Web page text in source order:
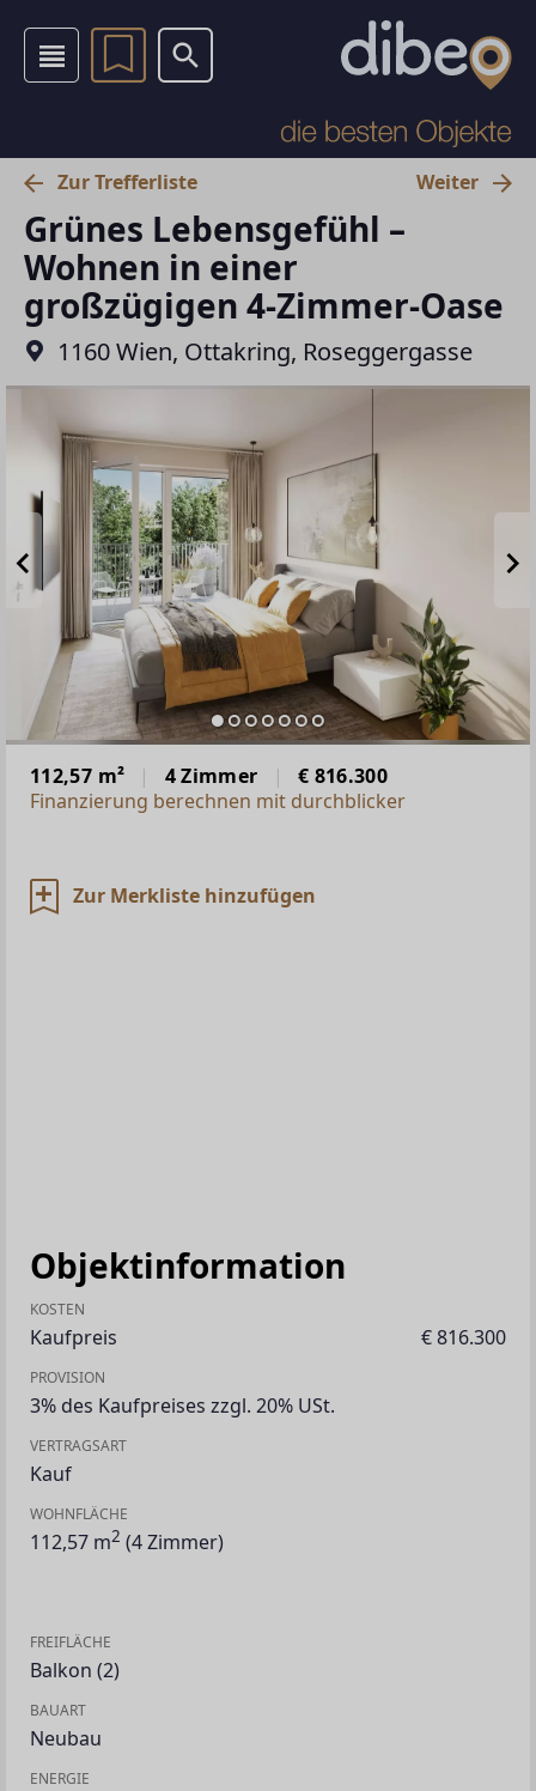
Zur Trefferliste Weiter
Grünes Lebensgefühl –
Wohnen in einer
großzügigen 4-Zimmer-Oase
1160 Wien, Ottakring, Roseggergasse
112,57 m² 4 Zimmer
€ 816.300
Finanzierung berechnen mit durchblicker
Zur Merkliste hinzufügen
Objektinformation
KOSTEN
Kaufpreis € 816.300
PROVISION
3% des Kaufpreises zzgl. 20% USt.
VERTRAGSART
Kauf
WOHNFLÄCHE
112,57 m2 (4 Zimmer)
FREIFLÄCHE
Balkon (2)
BAUART
Neubau
ENERGIE